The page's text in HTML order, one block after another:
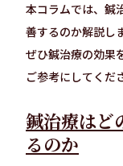
本コラムでは、鍼
善するのか解説し
ぜひ鍼治療の効果
ご参考にしてくだ
鍼治療はど
るのか